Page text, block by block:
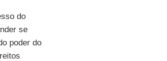
do
se
poder do